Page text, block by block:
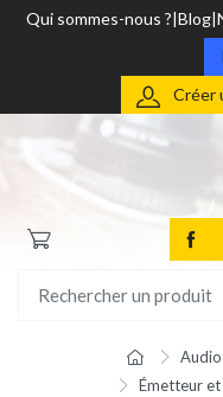
Qui sommes-nous ? Blog
Créer
Audio
Émetteur